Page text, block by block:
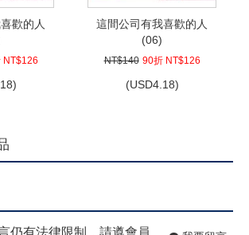
歡的人
NT$126
這間公司有我喜歡的人
(06)
NT$140 90折 NT$126
(USD4.18)